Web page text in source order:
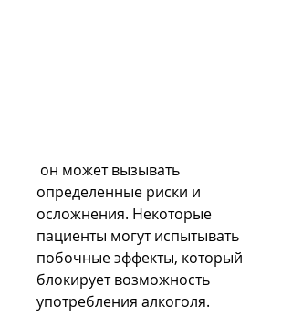
определенные риски и
осложнения. Некоторые
пациенты могут испытывать
побочные эффекты, который
блокирует возможность
употребления алкоголя.